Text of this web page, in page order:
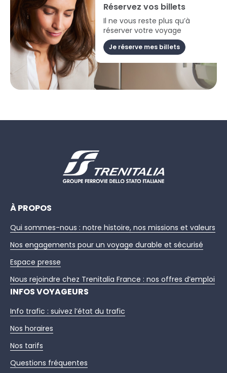
Réservez vos billets
Il ne vous reste plus qu’à
réserver votre voyage
Je réserve mes billets
À PROPOS
Qui sommes-nous : notre histoire, nos missions et valeurs
Nos engagements pour un voyage durable et sécurisé
Espace presse
Nous rejoindre chez Trenitalia France : nos offres d’emploi
INFOS VOYAGEURS
Info trafic : suivez l’état du trafic
Nos horaires
Nos tarifs
Questions fréquentes